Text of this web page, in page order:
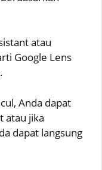
atau
Google Lens
Anda dapat
atau jika
dapat langsung